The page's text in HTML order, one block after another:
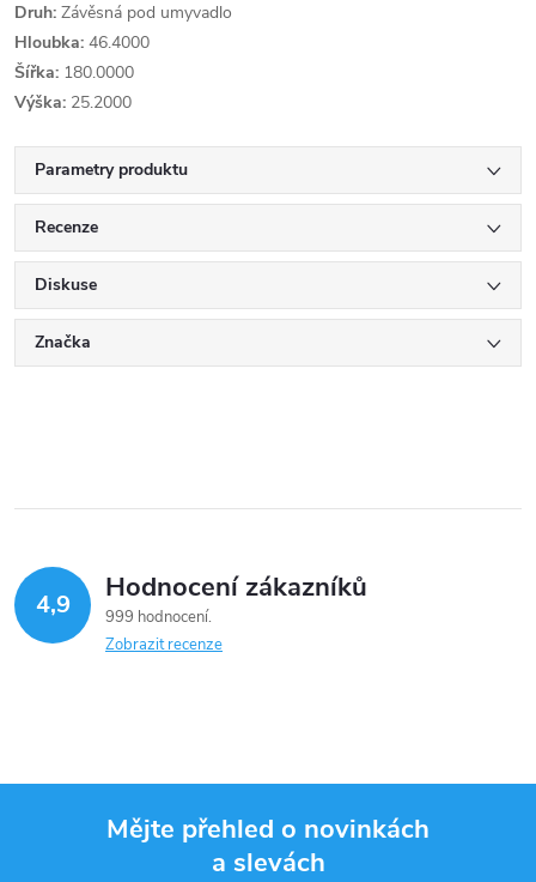
Druh: Závěsná pod umyvadlo
Hloubka: 46.4000
Šířka: 180.0000
Výška: 25.2000
Parametry produktu
Recenze
Diskuse
Značka
4,9 Hodnocení zákazníků
999 hodnocení
Zobrazit recenze
Mějte přehled o novinkách
a slevách